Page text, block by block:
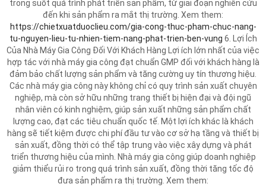
trong suốt quá trình phát triển sản phẩm, từ giai đoạn nghiên cứu
đến khi sản phẩm ra mắt thị trường. Xem them:
https://chietxuatduoclieu.com/gia-cong-thuc-pham-chuc-nang-
tu-nguyen-lieu-tu-nhien-tiem-nang-phat-trien-ben-vung 6. Lợi Ích
Của Nhà Máy Gia Công Đối Với Khách Hàng Lợi ích lớn nhất của việc
hợp tác với nhà máy gia công đạt chuẩn GMP đối với khách hàng là
đảm bảo chất lượng sản phẩm và tăng cường uy tín thương hiệu.
Các nhà máy gia công này không chỉ có quy trình sản xuất chuyên
nghiệp, mà còn sở hữu những trang thiết bị hiện đại và đội ngũ
nhân viên có kinh nghiệm, giúp sản xuất những sản phẩm chất
lượng cao, đạt các tiêu chuẩn quốc tế. Một lợi ích khác là khách
hàng sẽ tiết kiệm được chi phí đầu tư vào cơ sở hạ tầng và thiết bị
sản xuất, đồng thời có thể tập trung vào việc xây dựng và phát
triển thương hiệu của mình. Nhà máy gia công giúp doanh nghiệp
giảm thiểu rủi ro trong quá trình sản xuất, đồng thời tăng tốc độ
đưa sản phẩm ra thị trường. Xem them: